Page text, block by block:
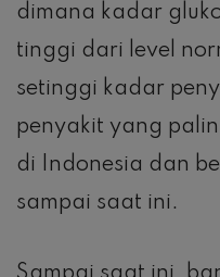
dimana kadar
tinggi dari level
setinggi kadar
penyakit yang
di Indonesia dan
sampai saat ini.